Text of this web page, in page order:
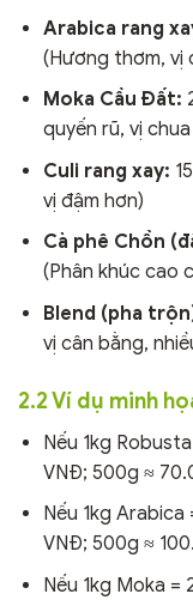
Arabica rang
(Hương thơm, vị
Moka Cầu Đất:
quyến rũ, vị
Culi rang xay:
vị đậm hơn)
Cà phê Chồn
(Phân khúc cao
Blend (pha
vị cân bằng,
2.2 Ví dụ minh
Nếu 1kg
VNĐ; 500g ≈
Nếu 1kg
VNĐ; 500g ≈
Nếu 1kg Moka